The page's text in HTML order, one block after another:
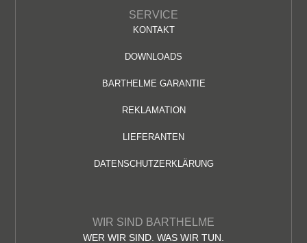
SERVICE
KONTAKT
DOWNLOADS
BARTHELME GARANTIE
REKLAMATION
LIEFERANTEN
DATENSCHUTZERKLÄRUNG
WIR SIND BARTHELME
WER WIR SIND. WAS WIR TUN.